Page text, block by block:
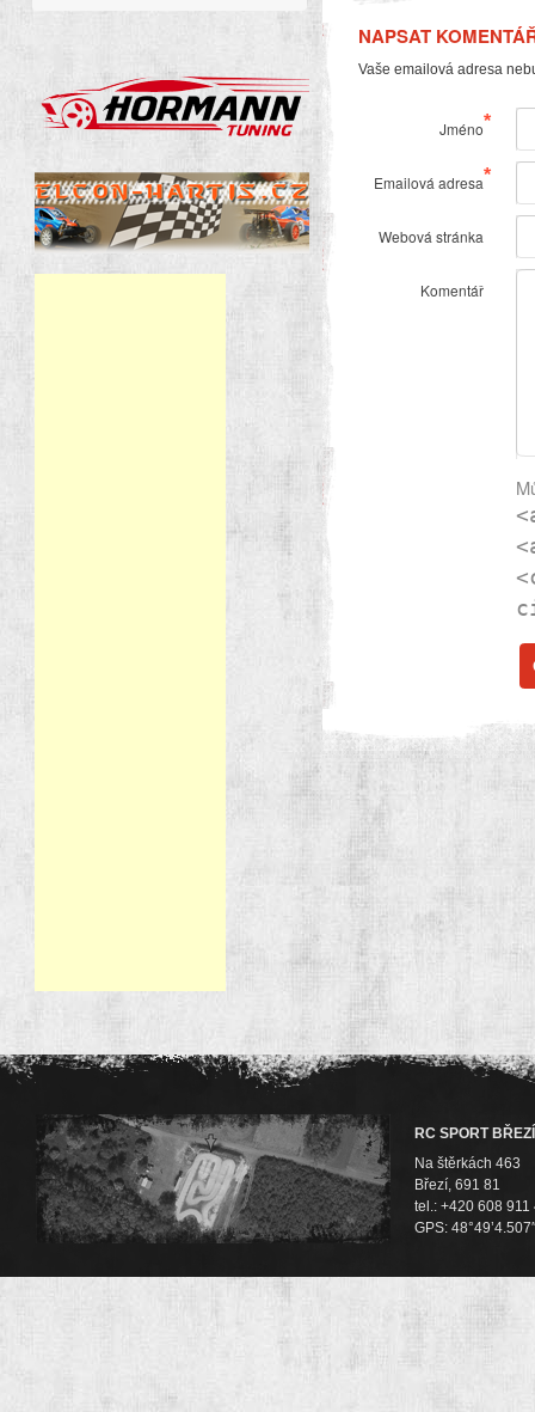
NAPSAT
Vaše emailová adresa
Jméno*
Emailová adresa*
Webová stránka
Komentář
RC SPORT BŘEZÍ
Na štěrkách 463
Březí, 691 81
tel.: +420 608 911
GPS: